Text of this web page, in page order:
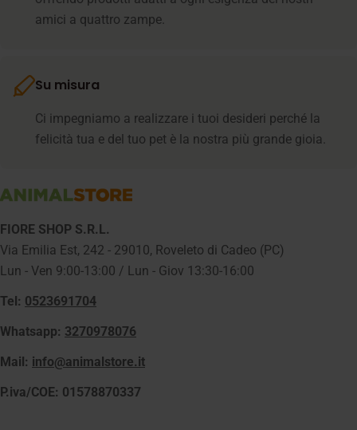
amici a quattro zampe.
Su misura
Ci impegniamo a realizzare i tuoi desideri perché la
felicità tua e del tuo pet è la nostra più grande gioia.
FIORE SHOP S.R.L.
Via Emilia Est, 242 - 29010, Roveleto di Cadeo (PC)
Lun - Ven 9:00-13:00 / Lun - Giov 13:30-16:00
Tel: 0523691704
Whatsapp: 3270978076
Mail: info@animalstore.it
P.iva/COE: 01578870337